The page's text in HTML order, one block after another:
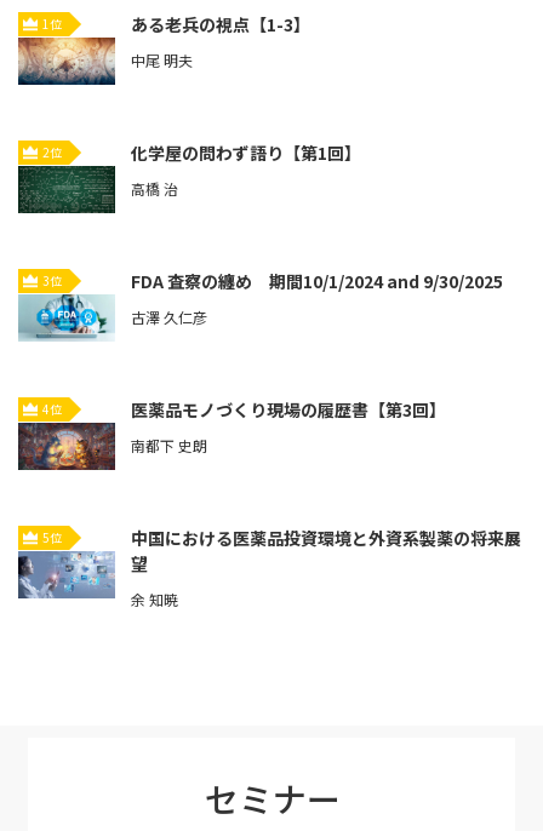
1位 ある老兵の視点【1-3】
中尾 明夫
2位 化学屋の問わず語り【第1回】
高橋 治
3位 FDA 査察の纏め 期間10/1/2024 and 9/30/2025
古澤 久仁彦
4位 医薬品モノづくり現場の履歴書【第3回】
南都下 史朗
5位
中国における医薬品投資環境と外資系製薬の将来展
望
余 知暁
セミナー